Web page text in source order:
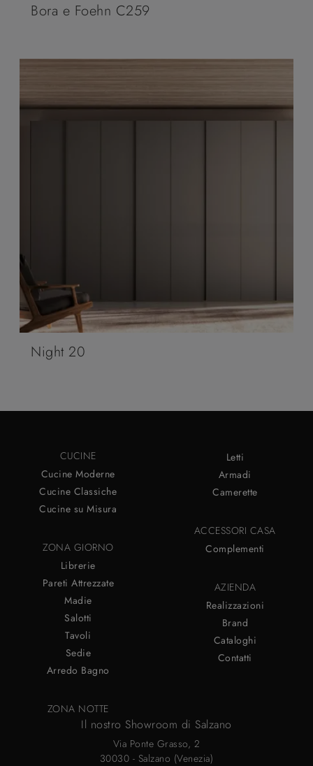
Bora e Foehn C259
Night 20
CUCINE
Cucine Moderne
Cucine Classiche
Cucine su Misura
ZONA GIORNO
Librerie
Pareti Attrezzate
Madie
Salotti
Tavoli
Sedie
Arredo Bagno
ZONA NOTTE
Letti
Armadi
Camerette
ACCESSORI CASA
Complementi
AZIENDA
Realizzazioni
Brand
Cataloghi
Contatti
Il nostro Showroom di Salzano
Via Ponte Grasso, 2
30030 - Salzano (Venezia)